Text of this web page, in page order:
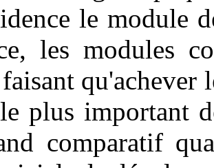
le module
les modules
qu'achever
plus important
comparatif